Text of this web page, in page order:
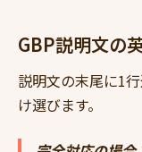
GBP説明文の
説明文の末尾に1
け選びます。